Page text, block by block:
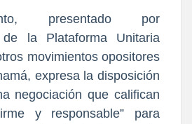
presentado por
de la Plataforma Unitaria
movimientos opositores
expresa la disposición
negociación que califican
y responsable” para